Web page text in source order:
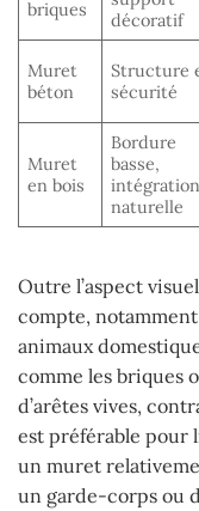
briques
décoratif
Muret
béton
Structure
sécurité
Muret
en bois
Bordure
basse,
intégration
naturelle
Outre l’aspect
compte, notamment
animaux
comme les briques
d’arêtes vives,
est préférable pour
un muret
un garde-corps ou